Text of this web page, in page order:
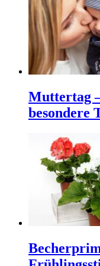
Muttertag
besondere